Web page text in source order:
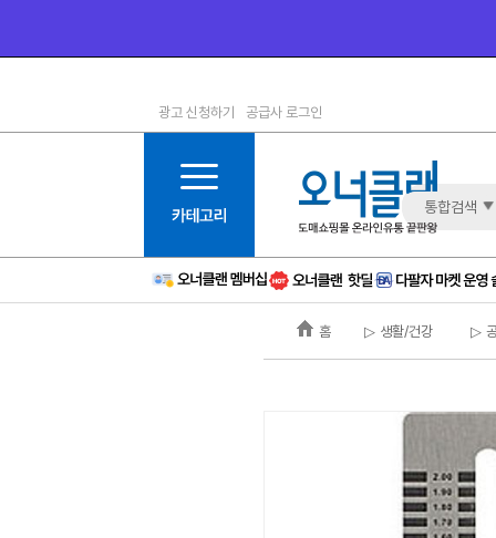
1등급
6등급
11등급
12등급
15등급
16등급
광고 신청하기 공급사 로그인
통합검색
홈 ▷ 생활/건강 ▷